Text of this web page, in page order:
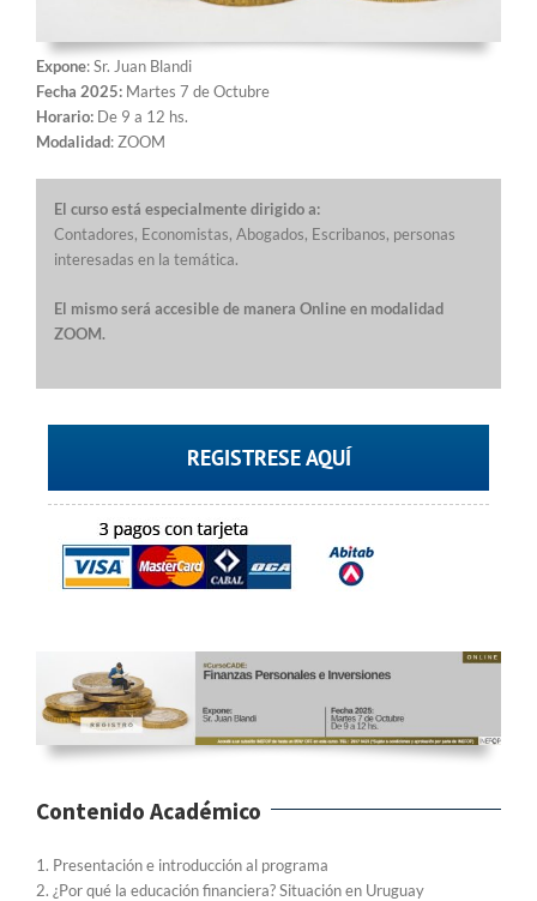
Expone: Sr. Juan Blandi
Fecha 2025: Martes 7 de Octubre
Horario: De 9 a 12 hs.
Modalidad: ZOOM
El curso está especialmente dirigido a:
Contadores, Economistas, Abogados, Escribanos, personas
interesadas en la temática.
El mismo será accesible de manera Online en modalidad
ZOOM.
REGISTRESE AQUÍ
Contenido Académico
1. Presentación e introducción al programa
2. ¿Por qué la educación financiera? Situación en Uruguay